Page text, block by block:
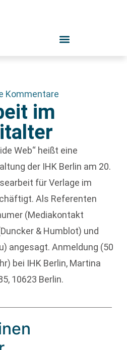
Kommentare
im
Web“ heißt eine
der IHK Berlin am 20.
für Verlage im
Als Referenten
(Mediakontakt
& Humblot) und
angesagt. Anmeldung (50
bei IHK Berlin, Martina
10623 Berlin.